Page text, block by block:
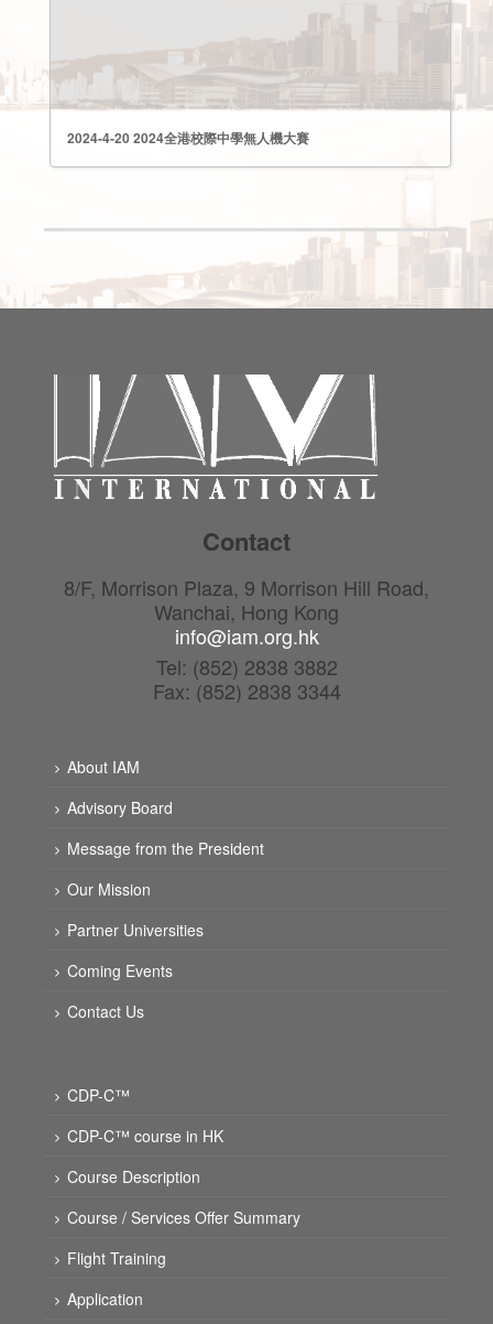
2024-4-20 2024全港校際中學無人機大賽
Contact
8/F, Morrison Plaza, 9 Morrison Hill Road,
Wanchai, Hong Kong
info@iam.org.hk
Tel: (852) 2838 3882
Fax: (852) 2838 3344
About IAM
Advisory Board
Message from the President
Our Mission
Partner Universities
Coming Events
Contact Us
CDP-C™
CDP-C™ course in HK
Course Description
Course / Services Offer Summary
Flight Training
Application